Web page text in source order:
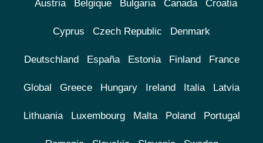
Austria Belgique Bulgaria Canada Croatia
Cyprus Czech Republic Denmark
Deutschland España Estonia Finland France
Global Greece Hungary Ireland Italia Latvia
Lithuania Luxembourg Malta Poland Portugal